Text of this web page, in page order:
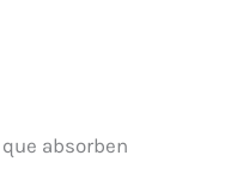
absorben